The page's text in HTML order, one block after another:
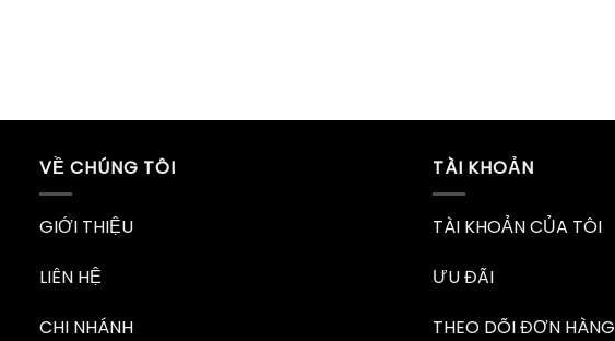
VỀ CHÚNG TÔI
GIỚI THIỆU
LIÊN HỆ
CHI NHÁNH
TÀI KHOẢN
TÀI KHOẢN CỦA TÔI
ƯU ĐÃI
THEO DÕI ĐƠN HÀNG